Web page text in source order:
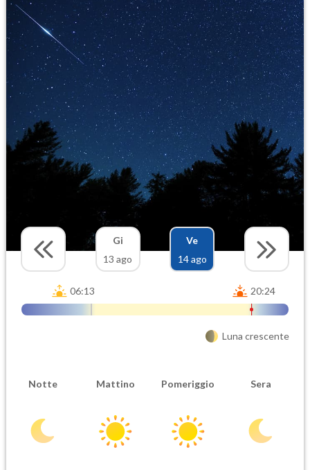
Gi
13 ago
Ve
14 ago
06:13 20:24
Luna crescente
Notte Mattino Pomeriggio Sera